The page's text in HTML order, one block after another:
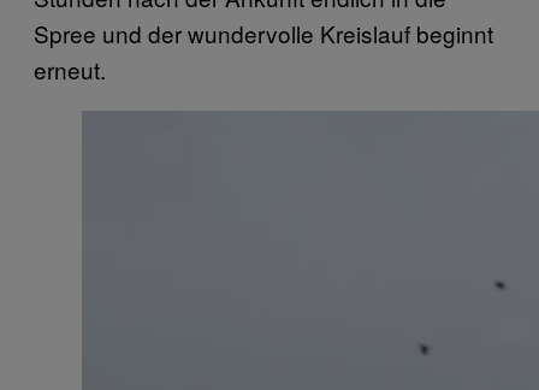
Spree und der wundervolle Kreislauf beginnt
erneut.